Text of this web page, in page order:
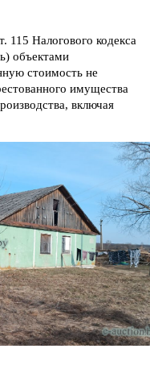
115 Налогового кодекса
объектами
стоимость не
имущества
включая